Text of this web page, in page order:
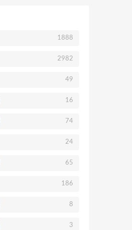
1888
2982
49
16
74
24
65
186
8
3